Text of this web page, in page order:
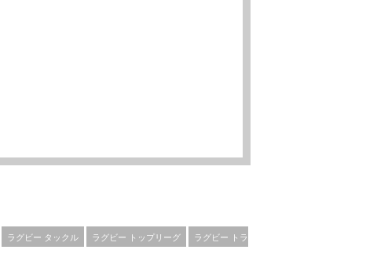
ラグビー タックル ラグビー トップリーグ
ラグビー トラ